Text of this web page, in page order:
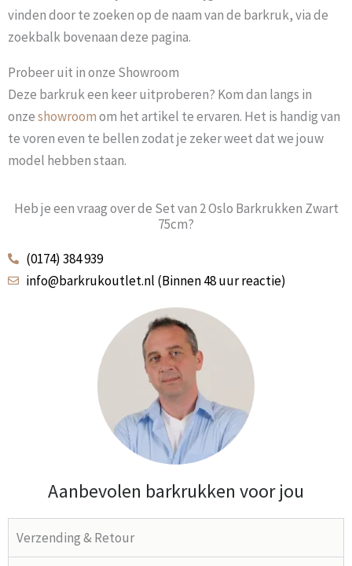
vinden door te zoeken op de naam van de barkruk, via de
zoekbalk bovenaan deze pagina.
Probeer uit in onze Showroom
Deze barkruk een keer uitproberen? Kom dan langs in
onzeshowroomom het artikel te ervaren. Het is handig van
te voren even te bellen zodat je zeker weet dat we jouw
model hebben staan.
Heb je een vraag over de Set van 2 Oslo Barkrukken Zwart
75cm?
(0174) 384 939
info@barkrukoutlet.nl (Binnen 48 uur reactie)
Aanbevolen barkrukken voor jou
Verzending & Retour